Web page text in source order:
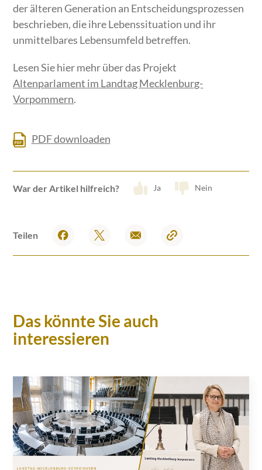
der älteren Generation an Entscheidungsprozessen
beschrieben, die ihre Lebenssituation und ihr
unmittelbares Lebensumfeld betreffen.
Lesen Sie hier mehr über das Projekt
Altenparlament im Landtag Mecklenburg-
Vorpommern.
PDF downloaden
War der Artikel hilfreich? Ja Nein
Teilen
Das könnte Sie auch
interessieren